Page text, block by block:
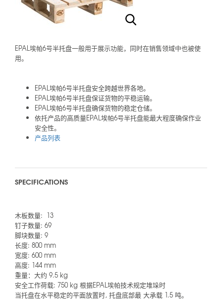
EPAL埃帕6号半托盘一般用于展示功能，同时在销售领域中也被使
用。
EPAL埃帕6号半托盘安全跨越世界各地。
EPAL埃帕6号半托盘保证货物的平稳运输。
EPAL埃帕6号半托盘确保货物的稳定仓储。
依托产品的高质量EPAL埃帕6号半托盘能最大程度确保作业
安全性。
产品列表
SPECIFICATIONS
木板数量: 13
钉子数量: 69
脚块数量: 9
长度: 800 mm
宽度: 600 mm
高度: 144 mm
重量：大约 9.5 kg
安全工作荷载: 750 kg 根据EPAL埃帕技术规定堆垛时
当托盘在水平稳定的平面放置时, 托盘底部最 大承载 1.5 吨。